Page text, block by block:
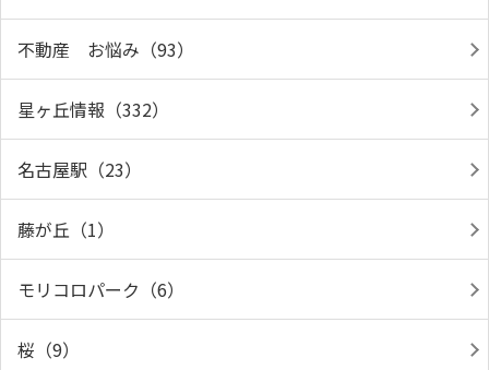
不動産 お悩み（93）
星ヶ丘情報（332）
名古屋駅（23）
藤が丘（1）
モリコロパーク（6）
桜（9）